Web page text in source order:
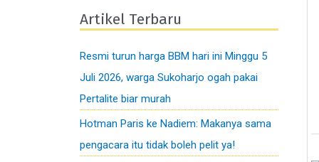
Artikel Terbaru
Resmi turun harga BBM hari ini Minggu 5
Juli 2026, warga Sukoharjo ogah pakai
Pertalite biar murah
Hotman Paris ke Nadiem: Makanya sama
pengacara itu tidak boleh pelit ya!